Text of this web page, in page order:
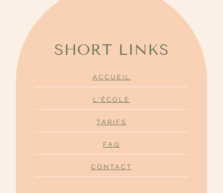
SHORT LINKS
ACCUEIL
L'ÉCOLE
TARIFS
FAQ
CONTACT